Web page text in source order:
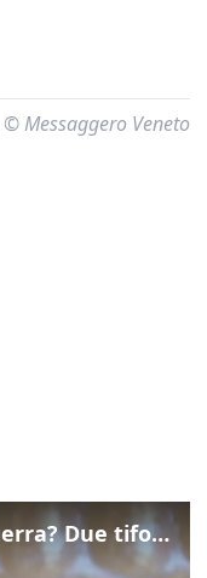
Messaggero Veneto
Medio Oriente, Guccini: "Guerra? Due tifoserie che si urlano contro e dimenticano vittime"